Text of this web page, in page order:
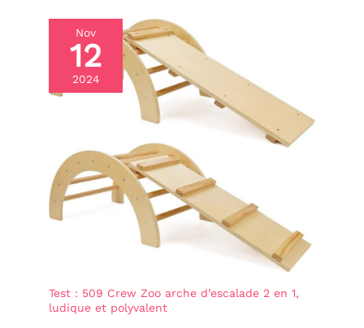
est fabriquée en ABS
sans BPA et répond à la
norme européenne sur
les jouets. Aucun risque
d'étouffement, bords
lisses sur chaque bord.
La bande élastique
colorée est très douce, ne
bébé pendant le
processus de traction.
【Grand jouet éducatif】
Le cerveau du bébé
réfléchit à la façon de
sortir chaque jouet, puis
de le remettre en place.
vision de bébé, les formes
et les textures uniques
développement de
compétences en un jouet
engageant
Nov
12
2024
Test : 509 Crew Zoo arche d’escalade 2 en 1,
ludique et polyvalent